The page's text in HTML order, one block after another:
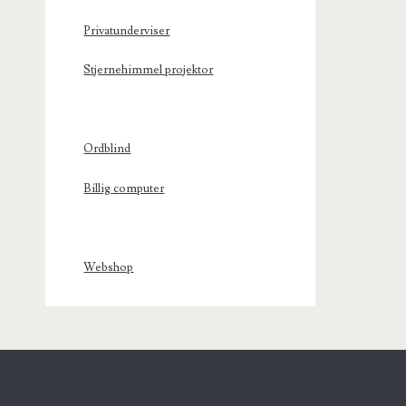
Privatunderviser
Stjernehimmel projektor
Ordblind
Billig computer
Webshop